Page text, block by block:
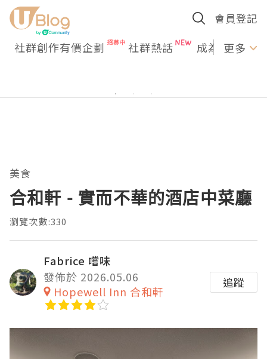
會員登記
社群創作有價企劃 社群熱話 成為U更多
美食
合和軒 - 實而不華的酒店中菜廳
瀏覽次數:330
Fabrice 嚐味
發佈於 2026.05.06
Hopewell Inn 合和軒
追蹤